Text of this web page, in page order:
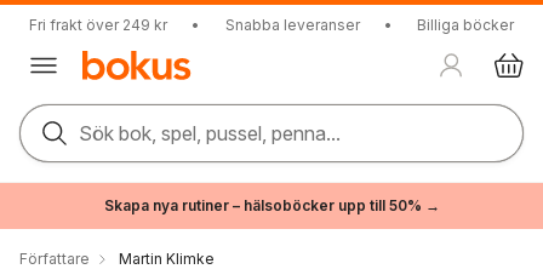
Fri frakt över 249 kr • Snabba leveranser • Billiga böcker
Sök bok, spel, pussel, penna...
Skapa nya rutiner – hälsoböcker upp till 50% →
Författare Martin Klimke